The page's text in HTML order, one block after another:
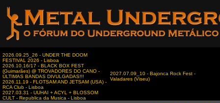
2026.09.25_26 - UNDER THE DOOM
FESTIVAL 2026 - Lisboa
2026.10.16/17 - BLACK BOX FEST
(Guimarães) @ TROVADORES DO CANO -
ÚLTIMAS BANDAS DIVULGADAS!!!
2026.11.19 - FLOTSAM AND JETSAM (USA) -
RCA Club - Lisboa
2027.03.31 - UUHAI + ACYL + BLOSSOM
CULT - Republica da Musica - Lisboa
2027.07.09_10 - Bajonca Rock Fest -
Valadares (Viseu)